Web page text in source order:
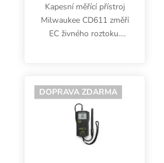
Kapesní měřící přístroj
Milwaukee CD611 změří
EC živného roztoku.
hnojiv. Snadné ovládání.
DOPRAVA ZDARMA